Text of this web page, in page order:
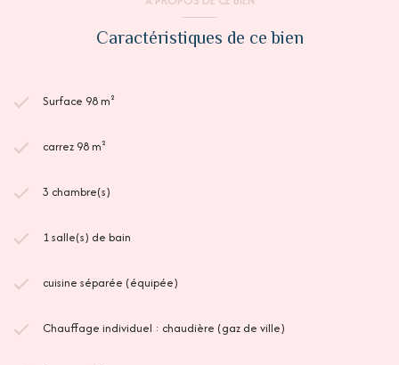
Caractéristiques de ce bien
Surface 98 m²
carrez 98 m²
3 chambre(s)
1 salle(s) de bain
cuisine séparée (équipée)
Chauffage individuel : chaudière (gaz de ville)